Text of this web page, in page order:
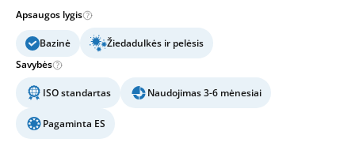
Apsaugos lygis
Bazinė
Žiedadulkės ir pelėsis
Savybės
ISO standartas Naudojimas 3-6 mėnesiai
Pagaminta ES